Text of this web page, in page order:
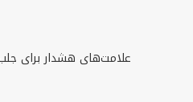
علامت‌های هشدار برای